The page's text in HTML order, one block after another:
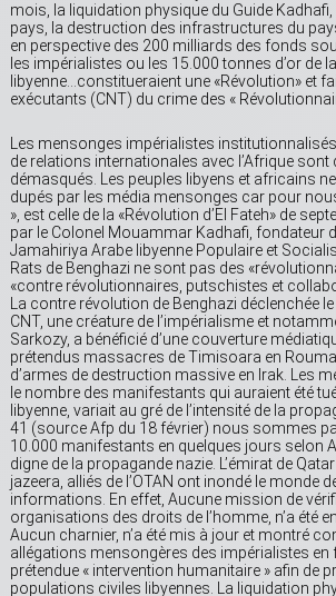
mois, la liquidation physique du Guide
pays, la destruction des infrastructures du
en perspective des 200 milliards des fonds
les impérialistes ou les 15.000 tonnes d’or de
libyenne…constitueraient une «Révolution» et
exécutants (CNT) du crime des «
Les mensonges impérialistes
de relations internationales avec l’Afrique sont
démasqués. Les peuples libyens et africains
dupés par les média mensonges car pour
», est celle de la «Révolution d’El Fateh» de
par le Colonel Mouammar Kadhafi, fondateur
Jamahiriya Arabe libyenne Populaire et
Rats de Benghazi ne sont pas des
«contre révolutionnaires, putschistes et
La contre révolution de Benghazi déclenchée
CNT, une créature de l’impérialisme et
Sarkozy, a bénéficié d’une couverture
prétendus massacres de Timisoara en
d’armes de destruction massive en Irak. Les
le nombre des manifestants qui auraient été
libyenne, variait au gré de l’intensité de la
41 (source Afp du 18 février) nous sommes
10.000 manifestants en quelques jours selon
digne de la propagande nazie. L’émirat de
jazeera, alliés de l’OTAN ont inondé le monde
informations. En effet, Aucune mission de
organisations des droits de l’homme, n’a été
Aucun charnier, n’a été mis à jour et montré
allégations mensongères des impérialistes en
prétendue « intervention humanitaire » afin de
populations civiles libyennes. La liquidation